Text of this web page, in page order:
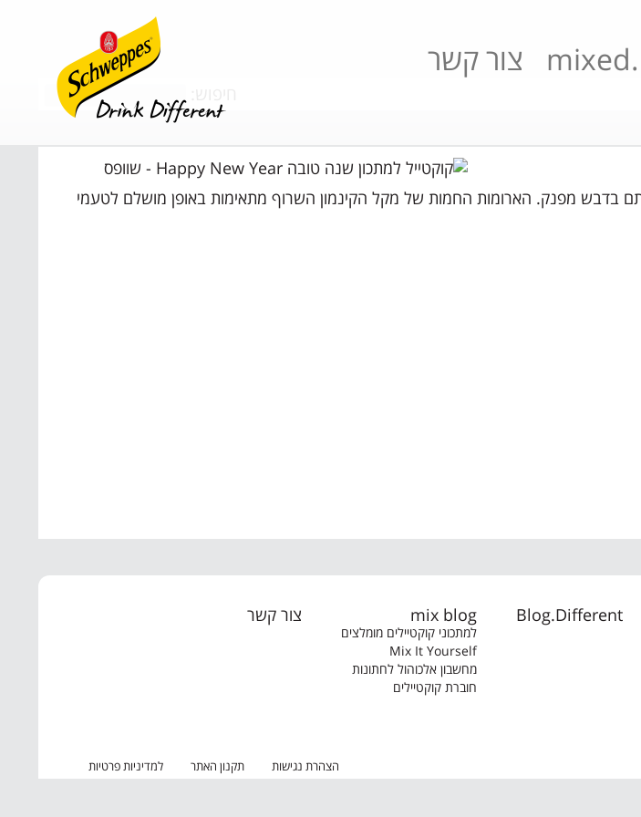
צור קשר
בדבש מפנק. הארומות החמות של מקל הקינמון השרוף מתאימות באופן מושלם לטעמי
Blog.Different
mix blog
למתכוני קוקטיילים מומלצים
Mix It Yourself
מחשבון אלכוהול לחתונות
חוברת קוקטיילים
צור קשר
למדיניות פרטיות תקנון האתר הצהרת נגישות